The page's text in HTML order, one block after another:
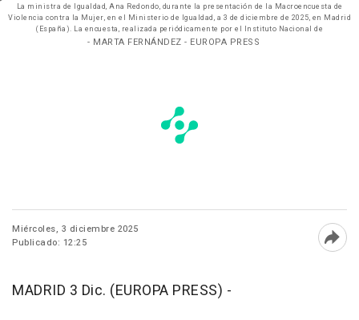
La ministra de Igualdad, Ana Redondo, durante la presentación de la Macroencuesta de
Violencia contra la Mujer, en el Ministerio de Igualdad, a 3 de diciembre de 2025, en Madrid
(España). La encuesta, realizada periódicamente por el Instituto Nacional de
- MARTA FERNÁNDEZ - EUROPA PRESS
Miércoles, 3 diciembre 2025
Publicado: 12:25
MADRID 3 Dic. (EUROPA PRESS) -